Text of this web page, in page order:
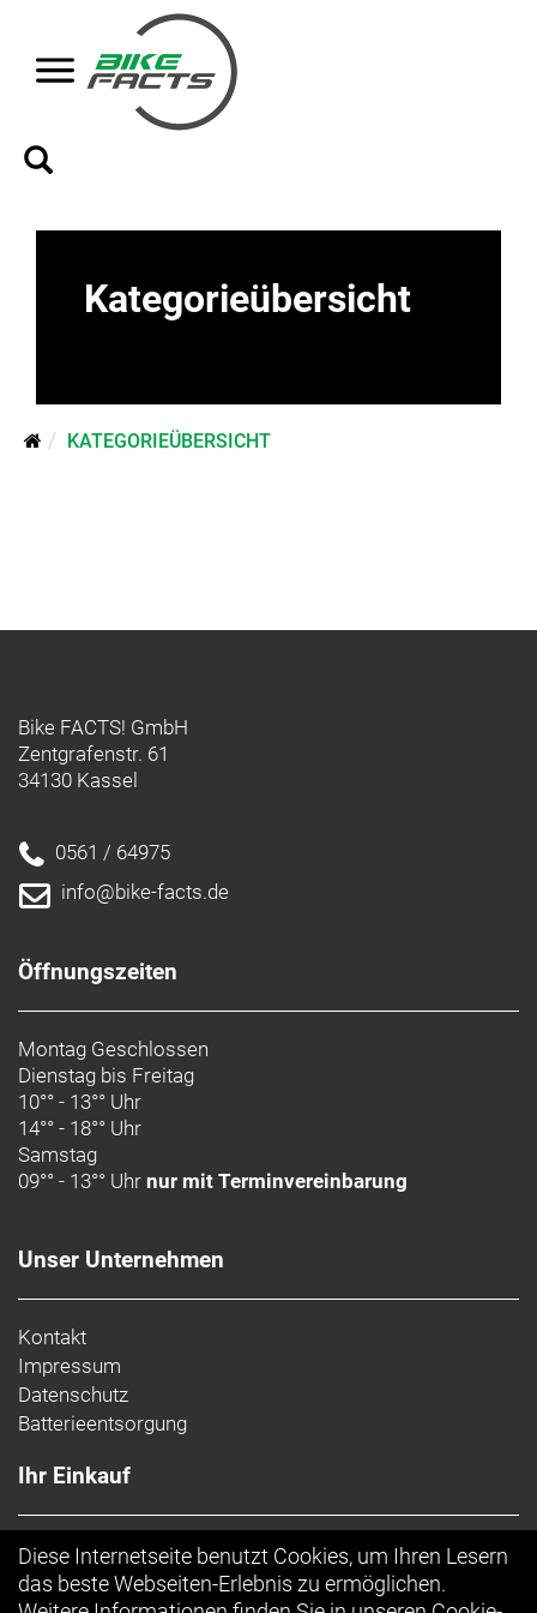
Kategorieübersicht
KATEGORIEÜBERSICHT
Bike FACTS! GmbH
Zentgrafenstr. 61
34130 Kassel
0561 / 64975
info@bike-facts.de
Öffnungszeiten
Montag Geschlossen
Dienstag bis Freitag
10°° - 13°° Uhr
14°° - 18°° Uhr
Samstag
09°° - 13°° Uhr nur mit Terminvereinbarung
Unser Unternehmen
Kontakt
Impressum
Datenschutz
Batterieentsorgung
Ihr Einkauf
AGB
Top Artikel
Diese Internetseite benutzt Cookies, um Ihren Lesern
das beste Webseiten-Erlebnis zu ermöglichen.